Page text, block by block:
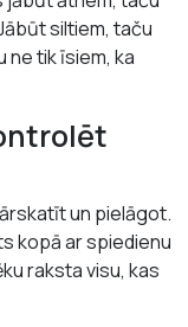
siltiem, taču
tik īsiem, ka
un pielāgot.
kopā ar spiedienu
raksta visu, kas